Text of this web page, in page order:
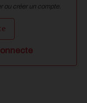
créer un compte.